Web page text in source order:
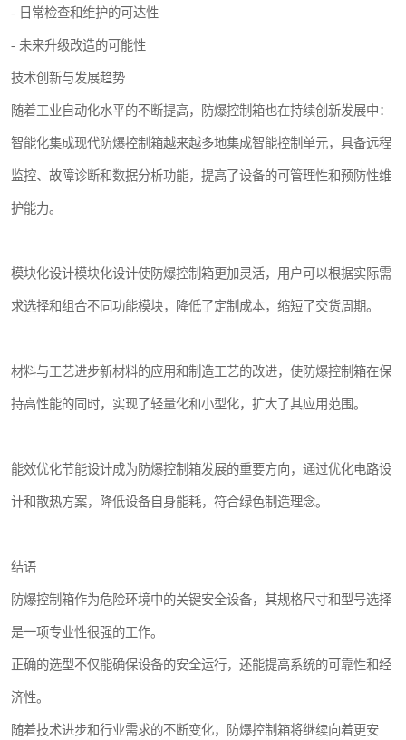
- 日常检查和维护的可达性
- 未来升级改造的可能性
技术创新与发展趋势
随着工业自动化水平的不断提高，防爆控制箱也在持续创新发展中：
智能化集成现代防爆控制箱越来越多地集成智能控制单元，具备远程
监控、故障诊断和数据分析功能，提高了设备的可管理性和预防性维
护能力。
模块化设计模块化设计使防爆控制箱更加灵活，用户可以根据实际需
求选择和组合不同功能模块，降低了定制成本，缩短了交货周期。
材料与工艺进步新材料的应用和制造工艺的改进，使防爆控制箱在保
持高性能的同时，实现了轻量化和小型化，扩大了其应用范围。
能效优化节能设计成为防爆控制箱发展的重要方向，通过优化电路设
计和散热方案，降低设备自身能耗，符合绿色制造理念。
结语
防爆控制箱作为危险环境中的关键安全设备，其规格尺寸和型号选择
是一项专业性很强的工作。
正确的选型不仅能确保设备的安全运行，还能提高系统的可靠性和经
济性。
随着技术进步和行业需求的不断变化，防爆控制箱将继续向着更安